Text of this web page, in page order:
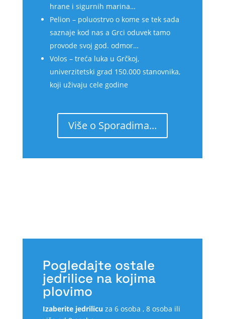
hrane i sigurnih marina…
Pelion – poluostrvo o kome se tek sada
saznaje kod nas a Grci oduvek tamo
provode svoj god. odmor…
Volos – treća luka u Grčkoj,
univerzitetski grad 150.000 stanovnika,
koji uživaju cele godine
Više o Sporadima...
Pogledajte ostale
jedrilice na kojima
plovimo
Izaberite jedrilicu za 6 osoba , 8 osoba ili